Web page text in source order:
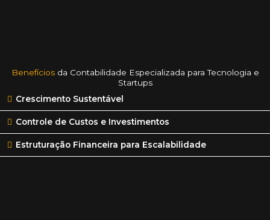
Benefíciosda Contabilidade Especializada para Tecnologia e
Startups
Crescimento Sustentável
Controle de Custos e Investimentos
Estruturação Financeira para Escalabilidade